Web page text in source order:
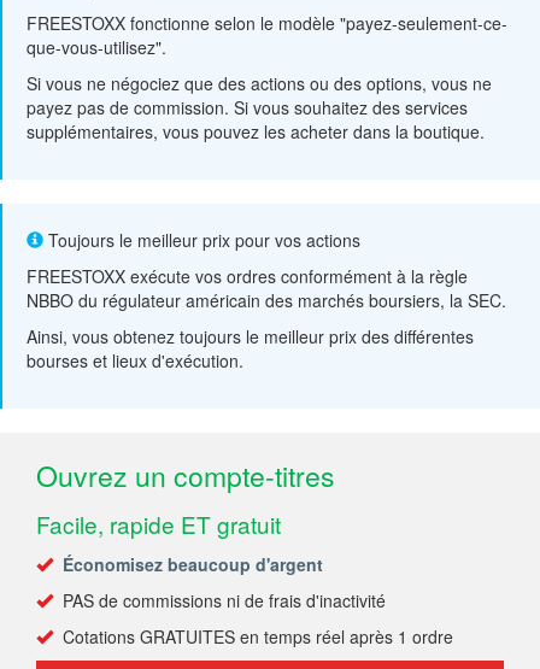
FREESTOXX fonctionne selon le modèle "payez-seulement-ce-
que-vous-utilisez".
Si vous ne négociez que des actions ou des options, vous ne
payez pas de commission. Si vous souhaitez des services
supplémentaires, vous pouvez les acheter dans la boutique.
Toujours le meilleur prix pour vos actions
FREESTOXX exécute vos ordres conformément à la règle
NBBO du régulateur américain des marchés boursiers, la SEC.
Ainsi, vous obtenez toujours le meilleur prix des différentes
bourses et lieux d'exécution.
Ouvrez un compte-titres
Facile, rapide ET gratuit
Économisez beaucoup d'argent
PAS de commissions ni de frais d'inactivité
Cotations GRATUITES en temps réel après 1 ordre